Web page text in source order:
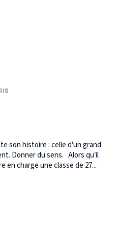
son histoire : celle d’un grand
Donner du sens. Alors qu’il
en charge une classe de 27...